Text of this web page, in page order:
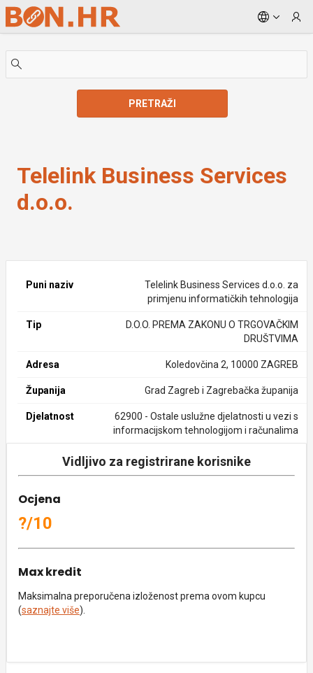
Skip to Main Content
PRETRAŽI
Telelink Business Services
d.o.o.
Puni naziv
Telelink Business Services d.o.o. za
primjenu informatičkih tehnologija
Tip
D.O.O. PREMA ZAKONU O TRGOVAČKIM
DRUŠTVIMA
Adresa Koledovčina 2, 10000 ZAGREB
Županija Grad Zagreb i Zagrebačka županija
Djelatnost
62900 - Ostale uslužne djelatnosti u vezi s
informacijskom tehnologijom i računalima
Vidljivo za registrirane korisnike
Ocjena
?/10
Max kredit
Maksimalna preporučena izloženost prema ovom kupcu
(saznajte više).